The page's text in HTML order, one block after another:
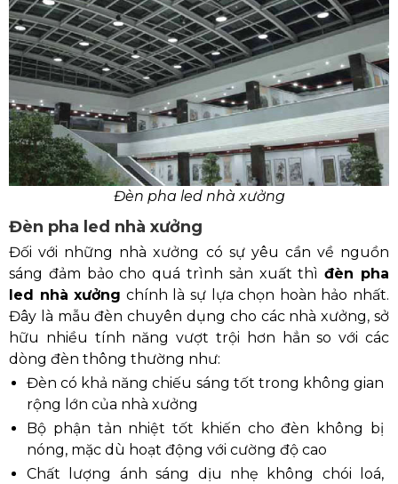
Đèn pha led nhà xưởng
Đèn pha led nhà xưởng
Đối với những nhà xưởng có sự yêu cần về nguồn
sáng đảm bảo cho quá trình sản xuất thìđèn pha
led nhà xưởng chính là sự lựa chọn hoàn hảo nhất.
Đây là mẫu đèn chuyên dụng cho các nhà xưởng, sở
hữu nhiều tính năng vượt trội hơn hẳn so với các
dòng đèn thông thường như:
Đèn có khả năng chiếu sáng tốt trong không gian
rộng lớn của nhà xưởng
Bộ phận tản nhiệt tốt khiến cho đèn không bị
nóng, mặc dù hoạt động với cường độ cao
Chất lượng ánh sáng dịu nhẹ không chói loá,